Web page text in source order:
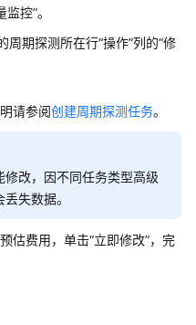
控”。
周期探测所在行“操作”列的“修
请参阅创建周期探测任务。
改，因不同任务类型高级
失数据。
估费用，单击“立即修改”，完